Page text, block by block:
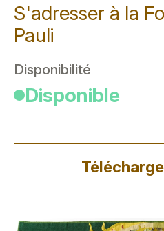
S'adresser à la
Pauli
Disponibilité
Disponible